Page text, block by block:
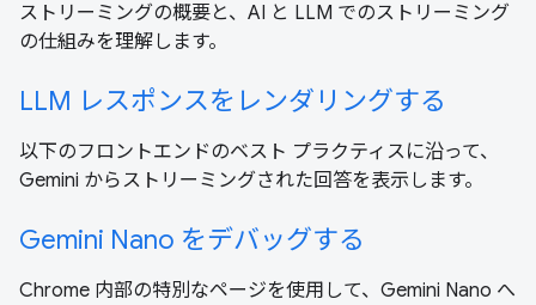
ストリーミングの概要と、AI と LLM でのストリーミング
の仕組みを理解します。
LLM レスポンスをレンダリングする
以下のフロントエンドのベスト プラクティスに沿って、
Gemini からストリーミングされた回答を表示します。
Gemini Nano をデバッグする
Chrome 内部の特別なページを使用して、Gemini Nano へ